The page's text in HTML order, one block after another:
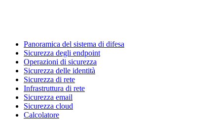
Panoramica del sistema di difesa
Sicurezza degli endpoint
Operazioni di sicurezza
Sicurezza delle identità
Sicurezza di rete
Infrastruttura di rete
Sicurezza email
Sicurezza cloud
Calcolatore